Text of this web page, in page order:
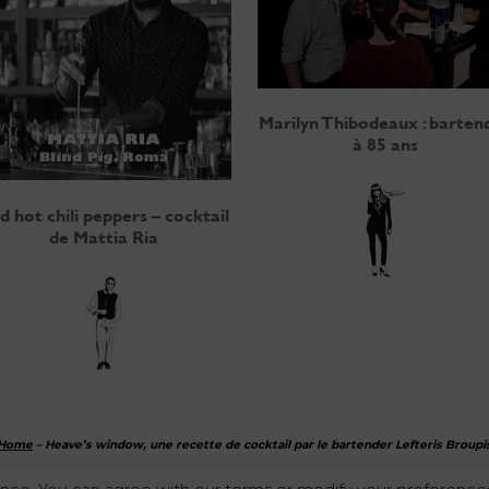
hot chili peppers – cocktail
de Mattia Ria
Marilyn Thibodeaux :
à 85 ans
– Heave’s window, une recette de cocktail par le bartender Lefteris